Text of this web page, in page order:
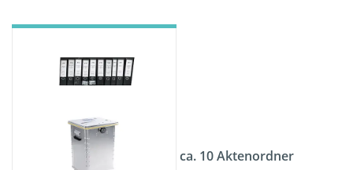
ca. 10 Aktenordner